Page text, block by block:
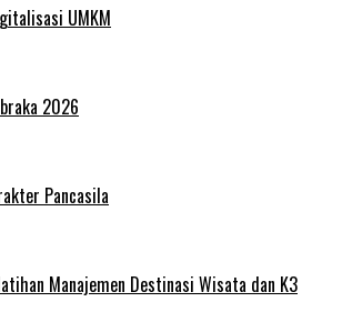
UMKM
2026
Pancasila
Manajemen Destinasi Wisata dan K3